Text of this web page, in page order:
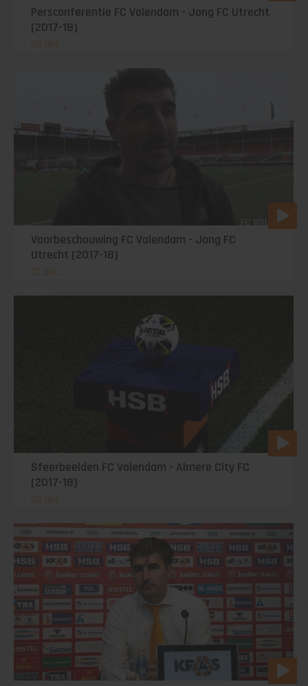
Persconferentie FC Volendam - Jong FC Utrecht
(2017-18)
08 dec
Voorbeschouwing FC Volendam - Jong FC
Utrecht (2017-18)
07 dec
Sfeerbeelden FC Volendam - Almere City FC
(2017-18)
02 dec